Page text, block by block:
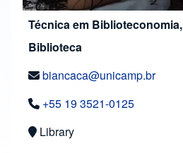
Técnica em Biblioteconomia,
Biblioteca
biancaca@unicamp.br
+55 19 3521-0125
Library